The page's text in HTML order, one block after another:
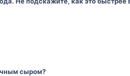
сыром?